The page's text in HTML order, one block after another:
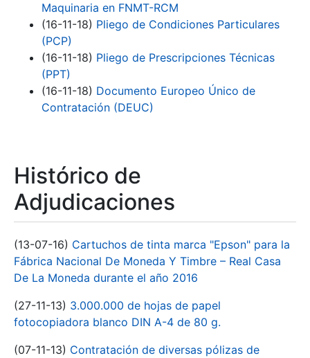
Maquinaria en FNMT-RCM
(16-11-18) Pliego de Condiciones Particulares
(PCP)
(16-11-18) Pliego de Prescripciones Técnicas
(PPT)
(16-11-18) Documento Europeo Único de
Contratación (DEUC)
Histórico de
Adjudicaciones
(13-07-16) Cartuchos de tinta marca "Epson" para la
Fábrica Nacional De Moneda Y Timbre – Real Casa
De La Moneda durante el año 2016
(27-11-13) 3.000.000 de hojas de papel
fotocopiadora blanco DIN A-4 de 80 g.
(07-11-13) Contratación de diversas pólizas de